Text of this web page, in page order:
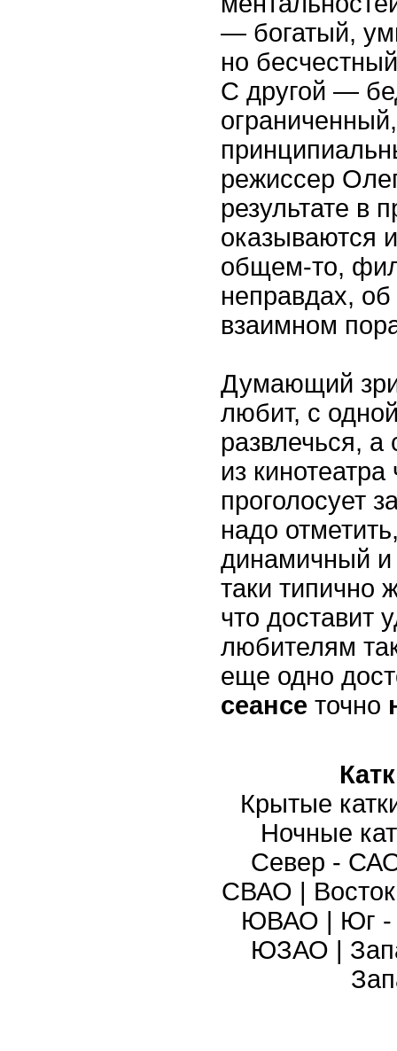
— богатый,
но
С другой —
режиссер
результате в
оказываются
общем-то,
неправдах,
взаимном
Думающий
любит, с
развлечься, а
из
проголосует
надо
динамичный и
таки типично
что доставит
любителям
еще одно
сеансе точно
Крытые
Ночные
Север -
СВАО |
ЮВАО | Юг
ЮЗАО |